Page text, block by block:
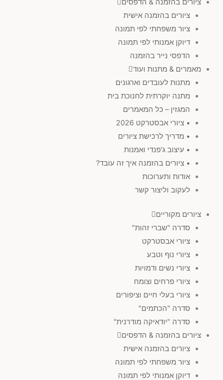
ציורים בהזמנה & הדפסים
ציורים בהזמנה אישית
ציור משפחתי לפי תמונה
דיוקן אמנותי לפי תמונה
הדפסי נייר בהזמנה
מאמרים & מתנות ועוד
מתנות לעובדים וארגונים
מתנה יוקרתית לחנוכת בית
המגזין – כל המאמרים
• ציורי אבסטרקט 2026
• מדריך לרכישת ציורים
• עיצוב ג'פנדי ואמנות
• ציורים בהזמנה איך זה עובד?
אודות ותערוכות
לעקוב וליצור קשר
ציורים מקוריים
סדרה "שברי זהות"
ציורי אבסטרקט
ציורי נוף וטבע
ציורי נשים ודמויות
ציורי פרחים וצומח
ציורי בעלי חיים וציפורים
סדרה "הכתמים"
סדרה "יודאיקה מודרנית"
ציורים בהזמנה & הדפסים
ציורים בהזמנה אישית
ציור משפחתי לפי תמונה
דיוקן אמנותי לפי תמונה